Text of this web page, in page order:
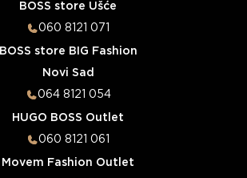
BOSS store Ušće
060 8121 071
BOSS store BIG Fashion
Novi Sad
064 8121 054
HUGO BOSS Outlet
060 8121 061
Movem Fashion Outlet